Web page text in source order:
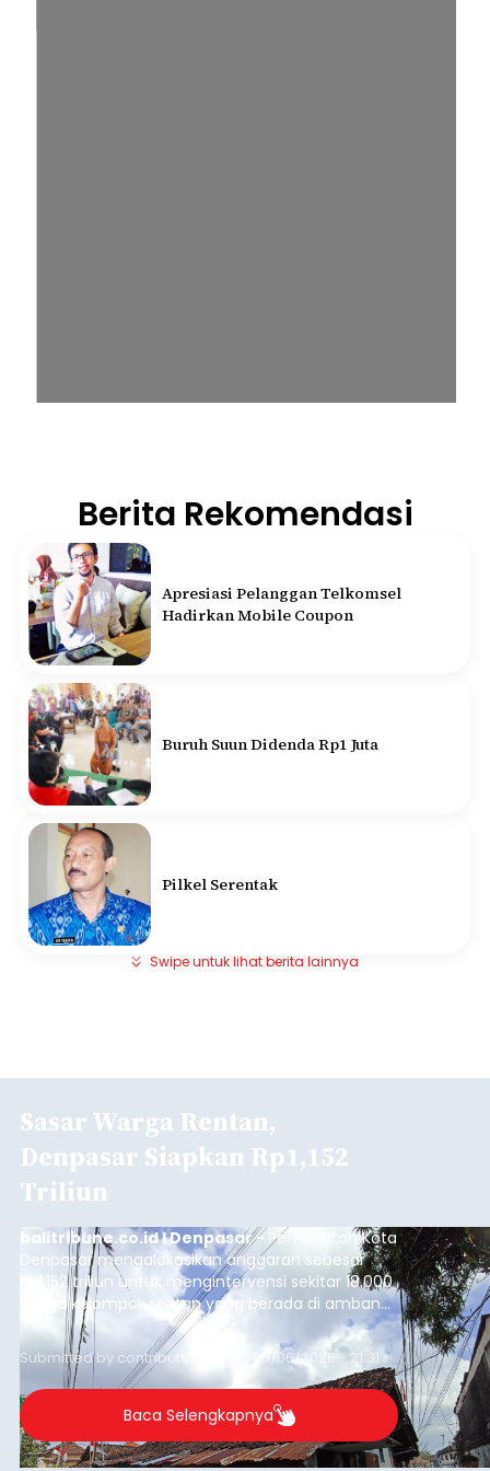
Berita Rekomendasi
Apresiasi Pelanggan Telkomsel
Hadirkan Mobile Coupon
Buruh Suun Didenda Rp1 Juta
Pilkel Serentak
Swipe untuk lihat berita lainnya
Sasar Warga Rentan,
Denpasar Siapkan Rp1,152
Triliun
balitribune.co.id I Denpasar - Pemerintah Kota
Denpasar mengalokasikan anggaran sebesar
Rp1,152 triliun untuk mengintervensi sekitar 18.000
warga kelompok rentan yang berada di ambang
garis kemiskinan. Langkah strategis ini diambil
guna menjaga masyarakat yang berada pada
kelompok desil 5 dan 6 tersebut agar tidak
merosot ke kategori miskin.
Submitted by contributor Thu, 08/06/2026 - 21:31
Baca Selengkapnya